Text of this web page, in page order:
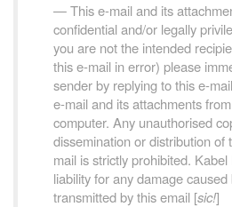
This e-mail and its
confidential and/or legally
you are not the intended
this e-mail in error) please
sender by replying to this e-
e-mail and its attachments
computer. Any unauthorised
dissemination or distribution of
mail is strictly prohibited.
liability for any damage
transmitted by this email [sic!]